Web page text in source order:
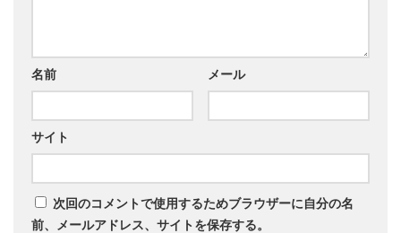
名前 メール
サイト
次回のコメントで使用するためブラウザーに自分の名
前、メールアドレス、サイトを保存する。